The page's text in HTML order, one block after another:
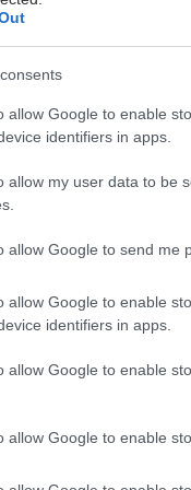
allow Google to enable
identifiers in apps.
allow my user data to be
allow Google to send me
allow Google to enable
identifiers in apps.
allow Google to enable
allow Google to enable
των
κατά το πρώτο
φάση έντονης
σε
οποία
Η δραστική ουσία
παράγοντας που
γρίπης ή του τετάνου.